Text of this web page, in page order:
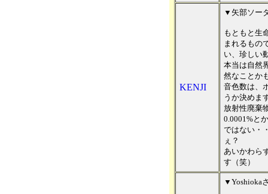
KENJI
▼矢部ソー
もともと生
まれるもの
い、珍しい
本当は自然
然なことか
音色数は、
うか決めま
放射性廃棄
0.0001%と
ではない・
ぇ？
あいかわら
す（笑）
▼Yoshioka